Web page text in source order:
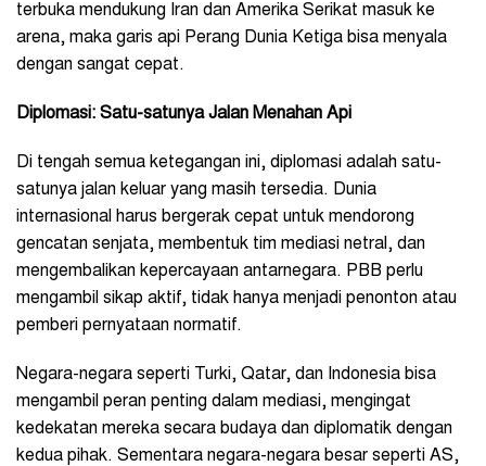
terbuka mendukung Iran dan Amerika Serikat masuk ke
arena, maka garis api Perang Dunia Ketiga bisa menyala
dengan sangat cepat.
Diplomasi: Satu-satunya Jalan Menahan Api
Di tengah semua ketegangan ini, diplomasi adalah satu-
satunya jalan keluar yang masih tersedia. Dunia
internasional harus bergerak cepat untuk mendorong
gencatan senjata, membentuk tim mediasi netral, dan
mengembalikan kepercayaan antarnegara. PBB perlu
mengambil sikap aktif, tidak hanya menjadi penonton atau
pemberi pernyataan normatif.
Negara-negara seperti Turki, Qatar, dan Indonesia bisa
mengambil peran penting dalam mediasi, mengingat
kedekatan mereka secara budaya dan diplomatik dengan
kedua pihak. Sementara negara-negara besar seperti AS,